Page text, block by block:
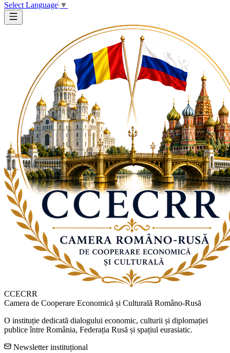
Select Language ▼
CCECRR
Camera de Cooperare Economică și Culturală Româno-Rusă
O instituție dedicată dialogului economic, culturii și diplomației
publice între România, Federația Rusă și spațiul eurasiatic.
Newsletter instituțional